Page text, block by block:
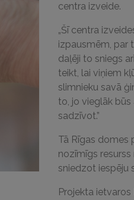
centra izveide.
„Šī centra
izpausmēm, par
daļēji to sniegs
teikt, lai viņiem
slimnieku savā
to, jo vieglāk
sadzīvot.”
Tā Rīgas domes
nozīmīgs
sniedzot iespēju
Projekta